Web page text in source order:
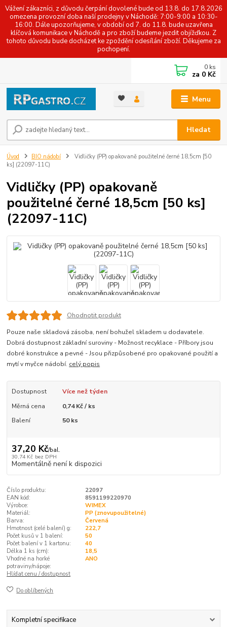
Vážení zákazníci, z důvodu čerpání dovolené bude od 13.8. do 17.8.2026
omezena provozní doba naší prodejny v Náchodě: 7:00-9:00 a 10:30-
16:00. Dále upozorňujeme, v období od 7. do 11.8. bude uzavřena
klíčová komunikace v Náchodě a pro zboží budeme jezdit objížďkou. Z
tohoto důvodu bude docházet ke zpoždění odesílání zboží. Děkujeme za
pochopení.
Menu
Hledat
0 ks
za 0 Kč
Úvod BIO nádobí
Vidličky (PP) opakovaně použitelné černé 18,5cm [50
ks] (22097-11C)
Vidličky (PP) opakovaně
použitelné černé 18,5cm [50 ks]
(22097-11C)
Ohodnotit produkt
Pouze naše skladová zásoba, není bohužel skladem u dodavatele.
Dobrá dostupnost základní suroviny - Možnost recyklace - Příbory jsou
dobré konstrukce a pevné - Jsou přizpůsobené pro opakované použití a
mytí v myčce nádobí. celý popis
Dostupnost
Více než týden
Měrná cena
0,74 Kč / ks
Balení
50 ks
37,20 Kč/bal.
30,74 Kč bez DPH
Momentálně není k dispozici
Číslo produktu:
22097
EAN kód:
8591199220970
Výrobce:
WIMEX
Materiál:
PP (znovupoužitelné)
Barva:
Červená
Hmotnost (celé balení) g:
222,7
Počet kusů v 1 balení:
50
Počet balení v 1 kartonu:
40
Délka 1 ks (cm):
18,5
Vhodné na horké
potraviny/nápoje:
ANO
Hlídat cenu / dostupnost
Do oblíbených
Kompletní specifikace